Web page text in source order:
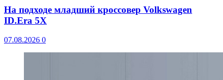
На подходе младший кроссовер Volkswagen
ID.Era 5X
07.08.2026 0